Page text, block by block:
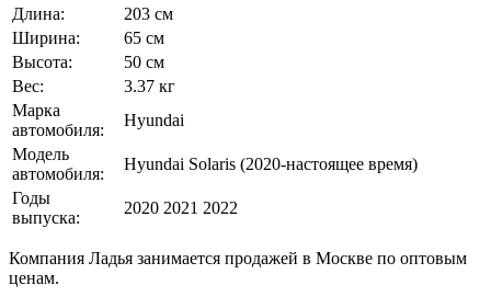
Длина:
203 см
Ширина:
65 см
Высота:
50 см
Вес:
3.37 кг
Марка
автомобиля:
Hyundai
Модель
автомобиля:
Hyundai Solaris (2020-настоящее время)
Годы
выпуска:
2020 2021 2022
Компания Ладья занимается продажей в Москве по оптовым
ценам.